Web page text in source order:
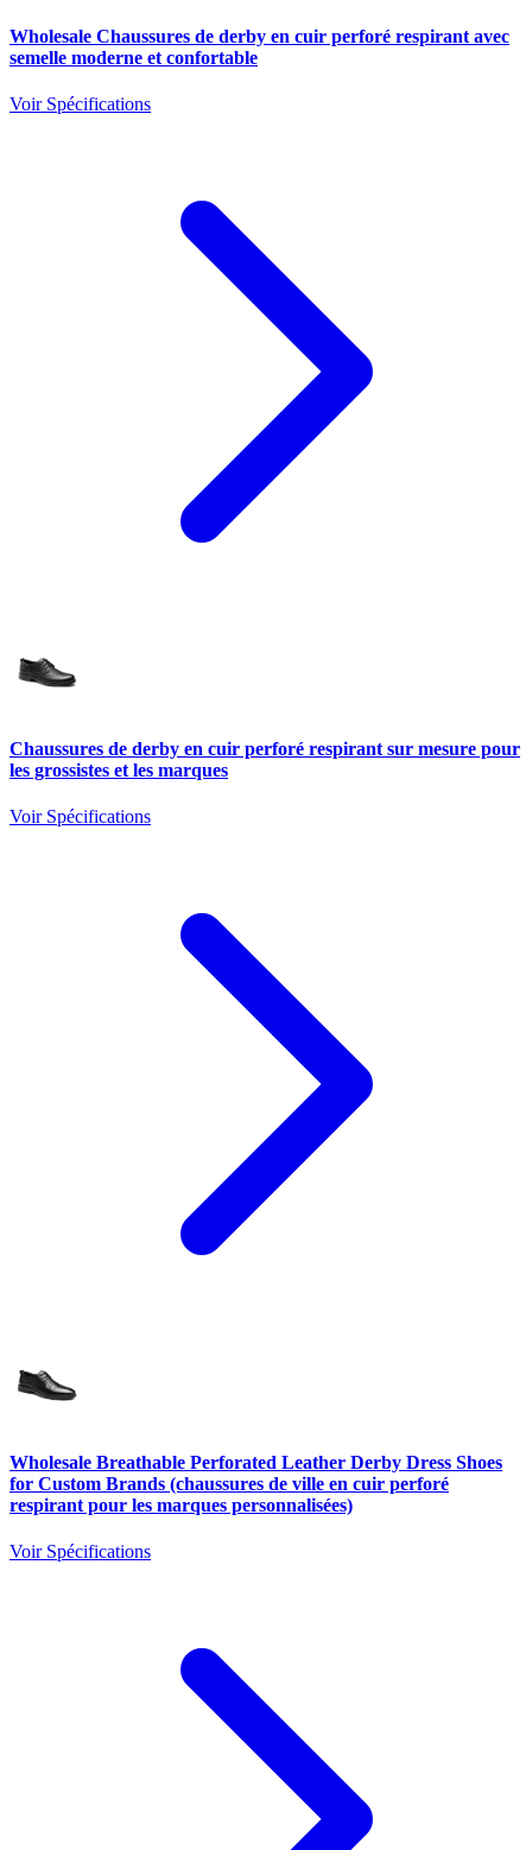
Wholesale Chaussures de derby en cuir perforé respirant avec
semelle moderne et confortable
Voir Spécifications
Chaussures de derby en cuir perforé respirant sur mesure pour
les grossistes et les marques
Voir Spécifications
Wholesale Breathable Perforated Leather Derby Dress Shoes
for Custom Brands (chaussures de ville en cuir perforé
respirant pour les marques personnalisées)
Voir Spécifications